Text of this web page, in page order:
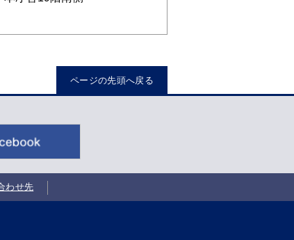
ページの先頭へ戻る
わせ先